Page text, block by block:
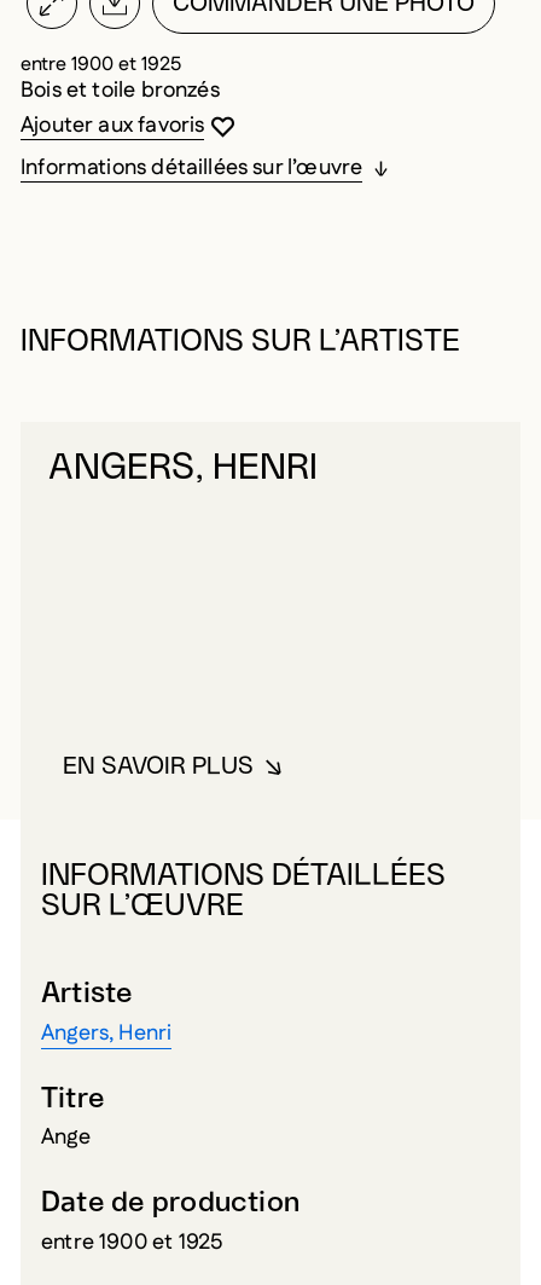
entre 1900 et 1925
Bois et toile bronzés
Vous devez être connecté pour ajouter
Fermer la modale
Ouvrir la modale
Ajouter aux favoris
Informations détaillées sur l’œuvre
INFORMATIONS SUR L’ARTISTE
ANGERS, HENRI
EN SAVOIR PLUSÀ PROPOS DE ANGERS, HENRI
INFORMATIONS DÉTAILLÉES
SUR L’ŒUVRE
Artiste
Angers, Henri
Titre
Ange
Date de production
entre 1900 et 1925